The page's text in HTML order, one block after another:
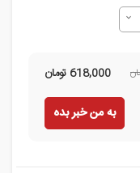
618,000 تومان
به من خبر بده